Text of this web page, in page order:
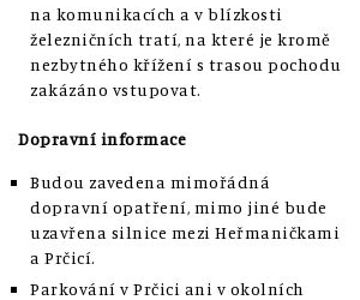
na komunikacích a v blízkosti
železničních tratí, na které je kromě
nezbytného křížení s trasou pochodu
zakázáno vstupovat.
Dopravní informace
Budou zavedena mimořádná
dopravní opatření, mimo jiné bude
uzavřena silnice mezi Heřmaničkami
a Prčicí.
Parkování v Prčici ani v okolních